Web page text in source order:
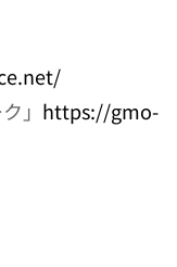
」 https://gmo-